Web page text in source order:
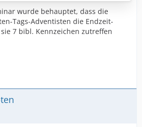
wurde behauptet, dass die
Tags-Adventisten die Endzeit-
7 bibl. Kennzeichen zutreffen